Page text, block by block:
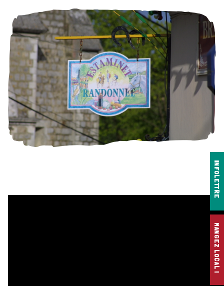
INFOLETTRE
MANGEZ LOCAL !